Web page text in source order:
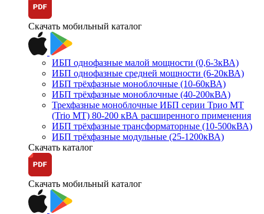
Скачать мобильный каталог
ИБП однофазные малой мощности (0,6-3кВА)
ИБП однофазные средней мощности (6-20кВА)
ИБП трёхфазные моноблочные (10-60кВА)
ИБП трёхфазные моноблочные (40-200кВА)
Трехфазные моноблочные ИБП серии Трио МТ
(Trio MT) 80-200 кВА расширенного применения
ИБП трёхфазные трансформаторные (10-500кВА)
ИБП трёхфазные модульные (25-1200кВА)
Скачать каталог
Скачать мобильный каталог